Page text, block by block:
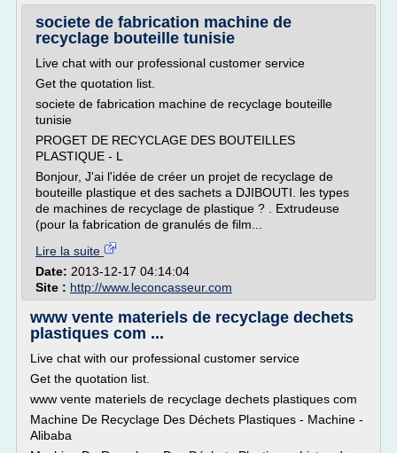
societe de fabrication machine de
recyclage bouteille tunisie
Live chat with our professional customer service
Get the quotation list.
societe de fabrication machine de recyclage bouteille
tunisie
PROGET DE RECYCLAGE DES BOUTEILLES
PLASTIQUE - L
Bonjour, J'ai l'idée de créer un projet de recyclage de
bouteille plastique et des sachets a DJIBOUTI. les types
de machines de recyclage de plastique ? . Extrudeuse
(pour la fabrication de granulés de film...
Lire la suite
Date: 2013-12-17 04:14:04
Site : http://www.leconcasseur.com
www vente materiels de recyclage dechets
plastiques com ...
Live chat with our professional customer service
Get the quotation list.
www vente materiels de recyclage dechets plastiques com
Machine De Recyclage Des Déchets Plastiques - Machine -
Alibaba